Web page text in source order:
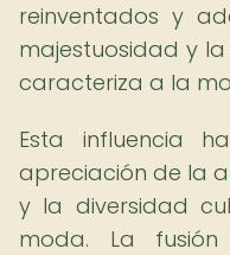
reinventados y
majestuosidad y
caracteriza a la
Esta influencia
apreciación de la
y la diversidad
moda. La